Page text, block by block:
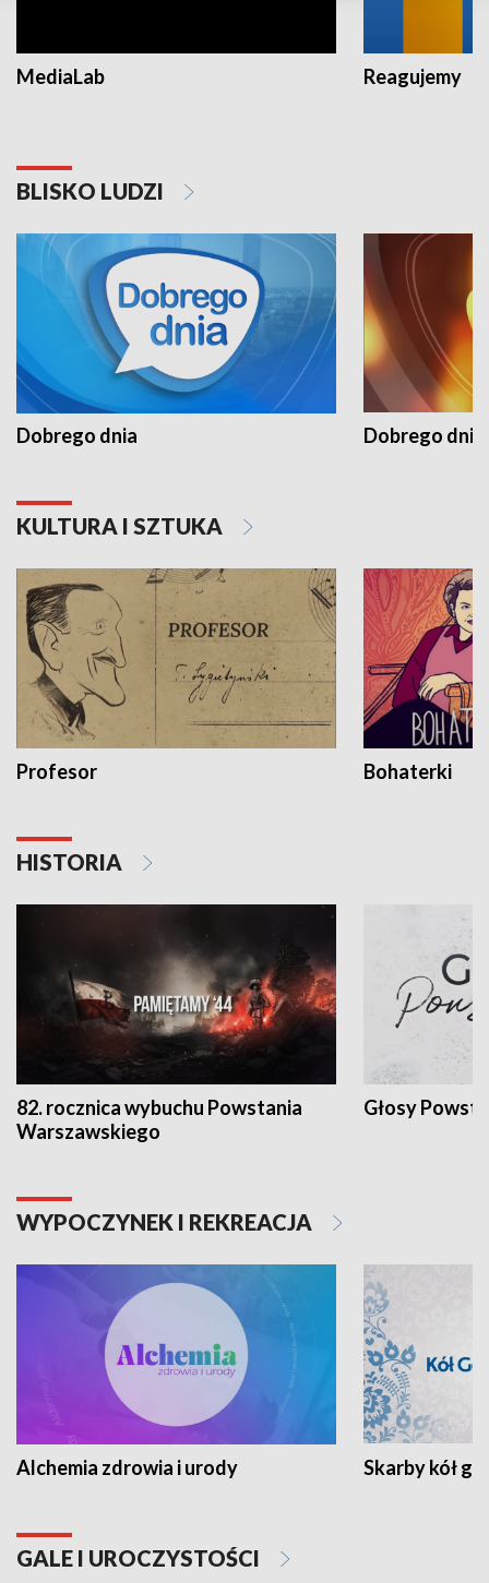
MediaLab Reagujemy
BLISKO LUDZI
Dobrego dnia Dobrego dnia
KULTURA I SZTUKA
Profesor Bohaterki
HISTORIA
82. rocznica wybuchu Powstania
Warszawskiego
Głosy
WYPOCZYNEK I REKREACJA
Alchemia zdrowia i urody Skarby kół
GALE I UROCZYSTOŚCI